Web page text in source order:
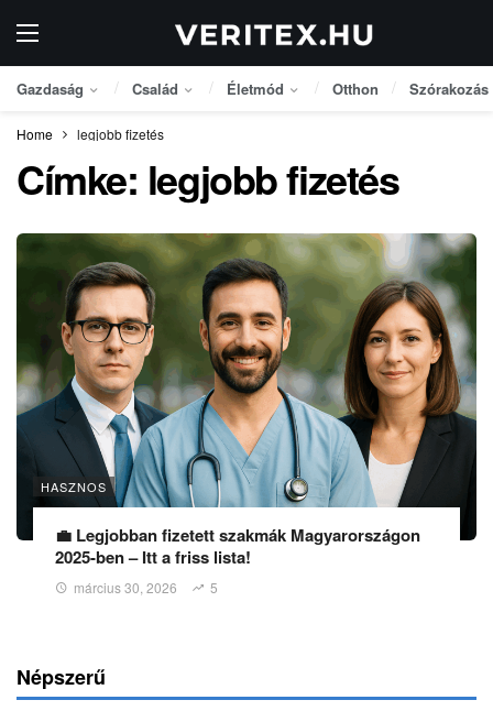
Gazdaság Család Életmód Otthon Szórakozás
Home legjobb fizetés
Címke: legjobb fizetés
HASZNOS
💼 Legjobban fizetett szakmák Magyarországon
2025-ben – Itt a friss lista!
március 30, 2026 5
Népszerű